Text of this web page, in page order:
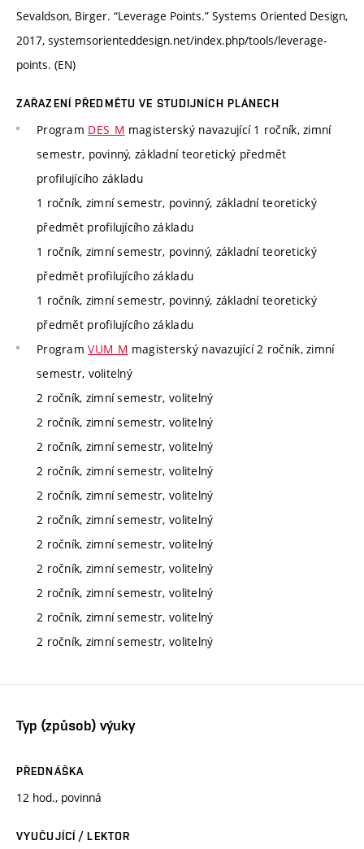
Sevaldson, Birger. “Leverage Points.” Systems Oriented Design,
2017, systemsorienteddesign.net/index.php/tools/leverage-
points. (EN)
ZAŘAZENÍ PŘEDMĚTU VE STUDIJNÍCH PLÁNECH
Program DES_M magisterský navazující 1 ročník, zimní
semestr, povinný, základní teoretický předmět
profilujícího základu
1 ročník, zimní semestr, povinný, základní teoretický
předmět profilujícího základu
1 ročník, zimní semestr, povinný, základní teoretický
předmět profilujícího základu
1 ročník, zimní semestr, povinný, základní teoretický
předmět profilujícího základu
ProgramVUM_M magisterský navazující 2 ročník, zimní
semestr, volitelný
2 ročník, zimní semestr, volitelný
2 ročník, zimní semestr, volitelný
2 ročník, zimní semestr, volitelný
2 ročník, zimní semestr, volitelný
2 ročník, zimní semestr, volitelný
2 ročník, zimní semestr, volitelný
2 ročník, zimní semestr, volitelný
2 ročník, zimní semestr, volitelný
2 ročník, zimní semestr, volitelný
2 ročník, zimní semestr, volitelný
2 ročník, zimní semestr, volitelný
Typ (způsob) výuky
PŘEDNÁŠKA
12 hod., povinná
VYUČUJÍCÍ / LEKTOR